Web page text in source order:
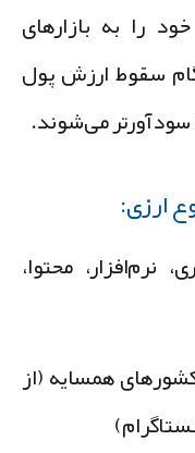
به بازارهای
سقوط ارزش پول
می‌شوند.
محتوا،
همسایه (از